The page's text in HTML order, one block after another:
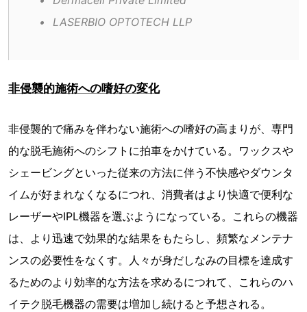
•	LASERBIO OPTOTECH LLP
非侵襲的施術への嗜好の変化
非侵襲的で痛みを伴わない施術への嗜好の高まりが、専門
的な脱毛施術へのシフトに拍車をかけている。ワックスや
シェービングといった従来の方法に伴う不快感やダウンタ
イムが好まれなくなるにつれ、消費者はより快適で便利な
レーザーやIPL機器を選ぶようになっている。これらの機器
は、より迅速で効果的な結果をもたらし、頻繁なメンテナ
ンスの必要性をなくす。人々が身だしなみの目標を達成す
るためのより効率的な方法を求めるにつれて、これらのハ
イテク脱毛機器の需要は増加し続けると予想される。